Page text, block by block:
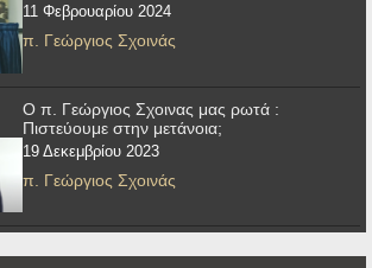
11 Φεβρουαρίου 2024
π. Γεώργιος Σχοινάς
Ο π. Γεώργιος Σχοινας μας ρωτά :
Πιστεύουμε στην μετάνοια;
19 Δεκεμβρίου 2023
π. Γεώργιος Σχοινάς